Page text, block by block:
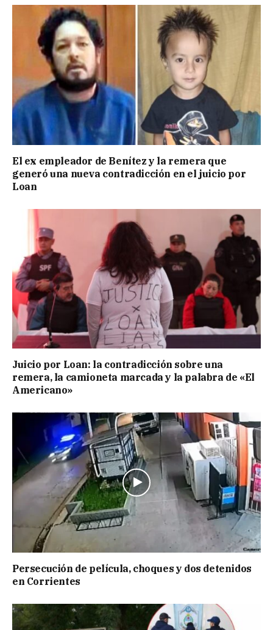
El ex empleador de Benítez y la remera que
generó una nueva contradicción en el juicio por
Loan
Juicio por Loan: la contradicción sobre una
remera, la camioneta marcada y la palabra de «El
Americano»
Persecución de película, choques y dos detenidos
en Corrientes